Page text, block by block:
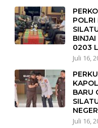
POLRI
0203
Juli 16,
BARU
Juli 16,